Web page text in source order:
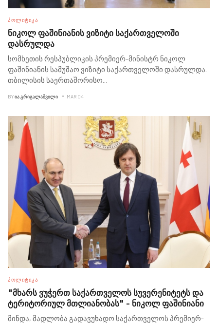
ᲞᲝᲚᲘᲢᲘᲙᲐ
ნიკოლ ფაშინიანის ვიზიტი საქართველოში
დასრულდა
სომხეთის რესპუბლიკის პრემიერ-მინისტრ ნიკოლ
ფაშინიანის სამუშაო ვიზიტი საქართველოში დასრულდა.
თბილისის საერთაშორისო...
BYᲘᲐ ᲒᲠᲘᲒᲐᲚᲐᲨᲕᲘᲚᲘ MAR 04
ᲞᲝᲚᲘᲢᲘᲙᲐ
"მხარს ვუჭერთ საქართველოს სუვერენიტეტს და
ტერიტორიულ მთლიანობას" - ნიკოლ ფაშინიანი
მინდა, მადლობა გადავუხადო საქართველოს პრემიერ-